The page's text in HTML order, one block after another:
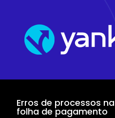
Erros de processos na
folha de pagamento